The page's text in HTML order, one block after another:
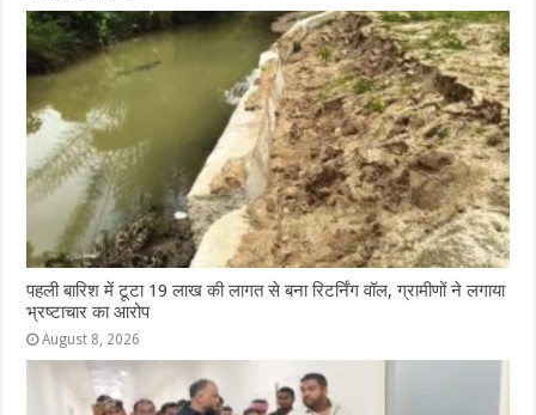
पहली बारिश में टूटा 19 लाख की लागत से बना रिटर्निंग वॉल, ग्रामीणों ने लगाया
भ्रष्टाचार का आरोप
August 8, 2026